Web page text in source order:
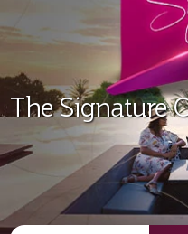
The Signature